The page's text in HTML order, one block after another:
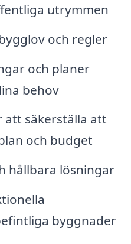
utrymmen
och regler
och planer
behov
att säkerställa att
och budget
hållbara lösningar
byggnader